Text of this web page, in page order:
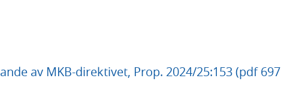
av MKB-direktivet, Prop. 2024/25:153 (pdf 697